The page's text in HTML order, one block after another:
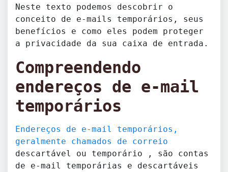
Neste texto podemos descobrir o
conceito de e-mails temporários, seus
benefícios e como eles podem proteger
a privacidade da sua caixa de entrada.
Compreendendo
endereços de e-mail
temporários
Endereços de e-mail temporários,
geralmente chamados de correio
descartável ou temporário
, são contas
de e-mail temporárias e descartáveis